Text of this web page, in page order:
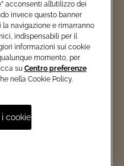
e
acconsenti all’utilizzo dei
invece questo banner
la navigazione e rimarranno
indispensabili per il
informazioni sui cookie
qualunque momento, per
su Centro preferenze
nella Cookie Policy.
cookie